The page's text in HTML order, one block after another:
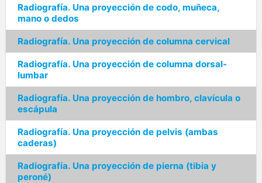
Radiografía. Una proyección de codo, muñeca,
mano o dedos
Radiografía. Una proyección de columna cervical
Radiografía. Una proyección de columna dorsal-
lumbar
Radiografía. Una proyección de hombro, clavícula o
escápula
Radiografía. Una proyección de pelvis (ambas
caderas)
Radiografía. Una proyección de pierna (tibia y
peroné)